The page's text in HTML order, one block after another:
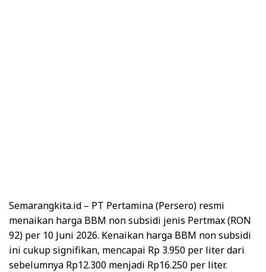
Semarangkita.id – PT Pertamina (Persero) resmi
menaikan harga BBM non subsidi jenis Pertmax (RON
92) per 10 Juni 2026. Kenaikan harga BBM non subsidi
ini cukup signifikan, mencapai Rp 3.950 per liter dari
sebelumnya Rp12.300 menjadi Rp16.250 per liter.